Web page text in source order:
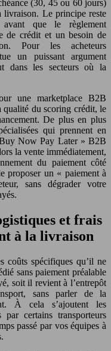
(30, 45 ou 60 jours)
livraison. Le principe reste
que le règlement
de crédit et un besoin de
Pour les acheteurs
un puissant argument
dans les secteurs où la
une marketplace B2B
qualité du scoring crédit, le
De plus en plus
qui prennent en
Now Pay Later » B2B
la vente immédiatement,
du paiement côté
proposer un « paiement à
sans dégrader votre
et frais
à la livraison
coûts spécifiques qu’il ne
sans paiement préalable
soit il revient à l’entrepôt
sans parler de la
À cela s’ajoutent les
par certains transporteurs
passé par vos équipes à